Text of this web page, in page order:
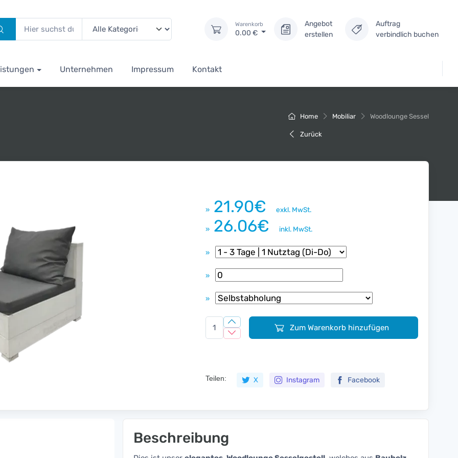
Warenkorb
0.00 €
Angebot
erstellen
Auftrag
verbindlich buchen
Unternehmen Impressum Kontakt
Home Mobiliar Woodlounge Sessel
Zurück
» 21.90€ exkl. MwSt.
» 26.06€ inkl. MwSt.
»
»
»
Zum Warenkorb hinzufügen
Teilen: X Instagram Facebook
Beschreibung